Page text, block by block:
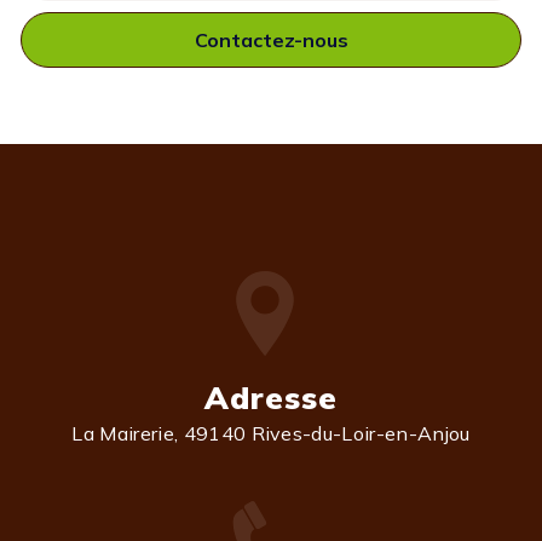
Contactez-nous
Adresse
La Mairerie, 49140 Rives-du-Loir-en-Anjou